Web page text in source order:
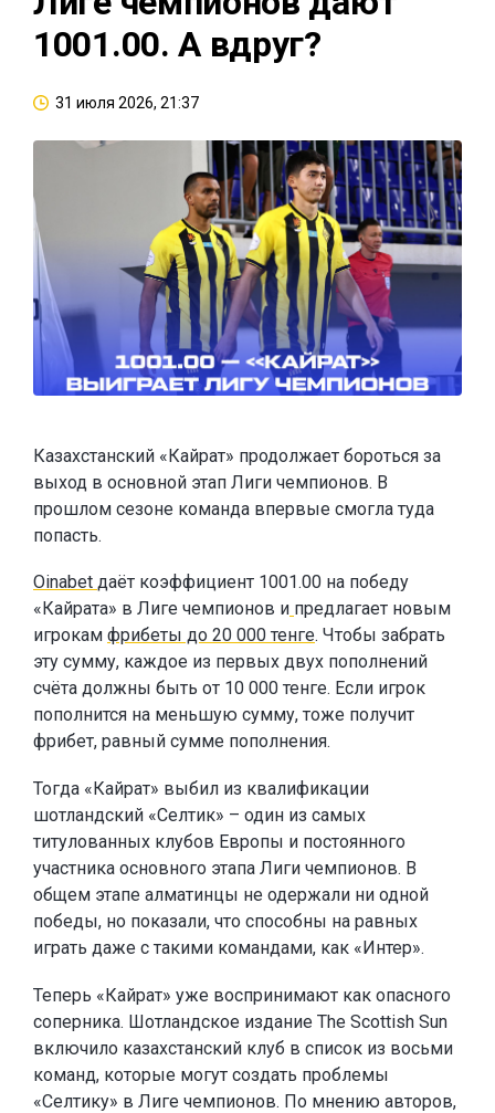
1001.00. А вдруг?
31 июля 2026, 21:37
Казахстанский «Кайрат» продолжает бороться за
выход в основной этап Лиги чемпионов. В
прошлом сезоне команда впервые смогла туда
попасть.
Oinabet даёт коэффициент 1001.00 на победу
«Кайрата» в Лиге чемпионов и предлагает новым
игрокам фрибеты до 20 000 тенге. Чтобы забрать
эту сумму, каждое из первых двух пополнений
счёта должны быть от 10 000 тенге. Если игрок
пополнится на меньшую сумму, тоже получит
фрибет, равный сумме пополнения.
Тогда «Кайрат» выбил из квалификации
шотландский «Селтик» – один из самых
титулованных клубов Европы и постоянного
участника основного этапа Лиги чемпионов. В
общем этапе алматинцы не одержали ни одной
победы, но показали, что способны на равных
играть даже с такими командами, как «Интер».
Теперь «Кайрат» уже воспринимают как опасного
соперника. Шотландское издание The Scottish Sun
включило казахстанский клуб в список из восьми
команд, которые могут создать проблемы
«Селтику» в Лиге чемпионов. По мнению авторов,